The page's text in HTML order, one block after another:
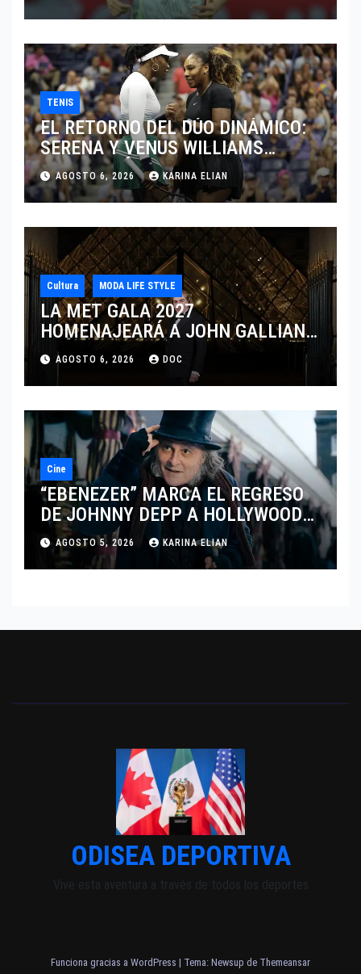
TENIS
EL RETORNO DEL DÚO DINÁMICO:
SERENA Y VENUS WILLIAMS
DISPUTARÁN LOS DOBLES EN
CINCINNATI 2026
AGOSTO 6, 2026 KARINA ELIAN
Cultura MODA LIFE STYLE
LA MET GALA 2027
HOMENAJEARÁ A JOHN GALLIANO
MARCANDO EL REGRESO DEL REY
DEL DRAMATISMO
AGOSTO 6, 2026 DOC
Cine
“EBENEZER” MARCA EL REGRESO
DE JOHNNY DEPP A HOLLYWOOD
TRAS SU PASO POR EL CINE
INDEPENDIENTE EUROPEO
AGOSTO 5, 2026 KARINA ELIAN
ODISEA DEPORTIVA
Vive esta aventura a través de todos los deportes
Funciona gracias a WordPress | Tema: Newsup de Themeansar